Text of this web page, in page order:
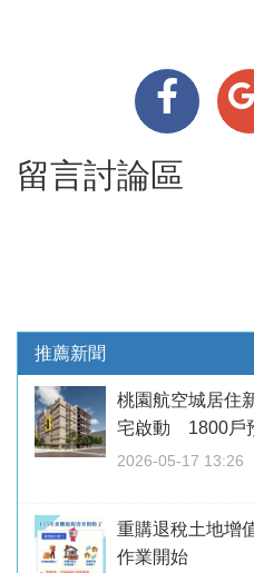
留言討論區
推薦新聞
桃園航空城居住
宅啟動 1800戶
2026-05-17 13:26
重購退稅土地增
作業開始